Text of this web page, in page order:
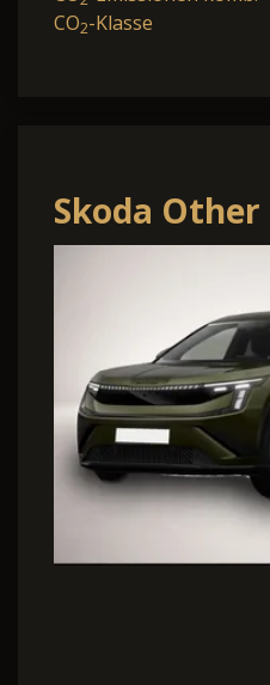
CO2-Klasse
Skoda Other
SPORTLINE